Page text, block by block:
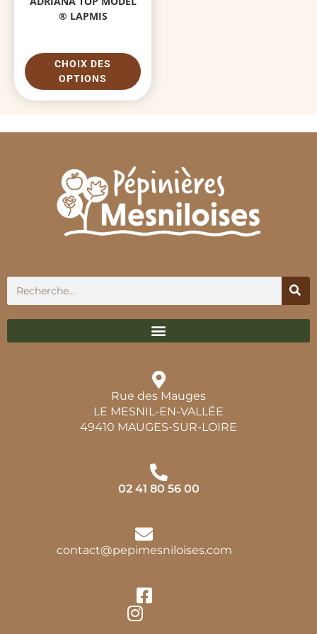
® LAPMIS
CHOIX DES
OPTIONS
Rue des Mauges
LE MESNIL-EN-VALLÉE
49410 MAUGES-SUR-LOIRE
02 41 80 56 00
contact@pepimesniloises.com